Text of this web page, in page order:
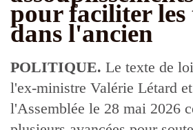
pour faciliter
dans l'ancien
POLITIQUE. Le texte de
l'ex-ministre Valérie Létard
l'Assemblée le 28 mai 2026